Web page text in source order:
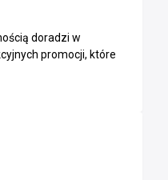
doradzi w
promocji, które